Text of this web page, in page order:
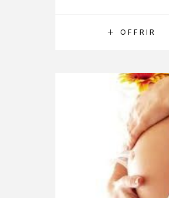
RÉSERVER
OFFRIRsite,
des
et